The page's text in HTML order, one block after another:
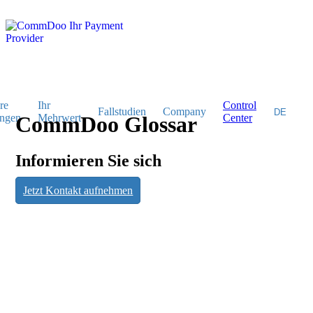
Ihr
Mehrwert
Fallstudien Company
Control
Center
CommDoo
CommDoo Glossar
Informieren Sie sich
Jetzt Kontakt aufnehmen